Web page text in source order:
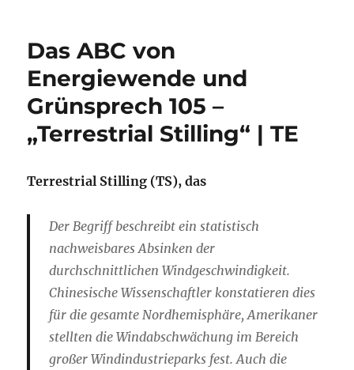
Das ABC von
Energiewende und
Grünsprech 105 –
„Terrestrial Stilling“ | TE
Terrestrial Stilling (TS), das
Der Begriff beschreibt ein statistisch
nachweisbares Absinken der
durchschnittlichen Windgeschwindigkeit.
Chinesische Wissenschaftler konstatieren dies
für die gesamte Nordhemisphäre, Amerikaner
stellten die Windabschwächung im Bereich
großer Windindustrieparks fest. Auch die